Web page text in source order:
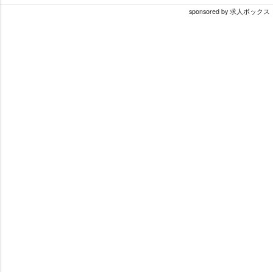
sponsored by 求人ボックス